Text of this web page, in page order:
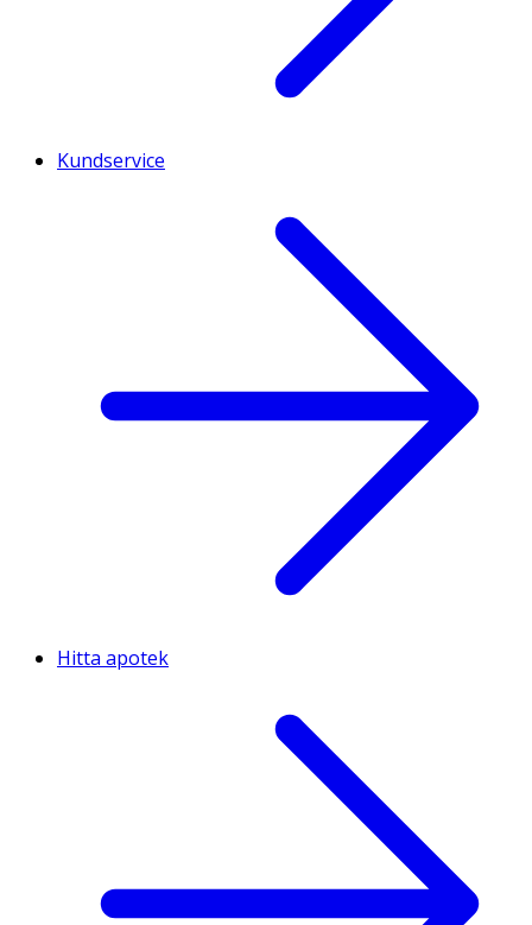
Kundservice
Hitta apotek